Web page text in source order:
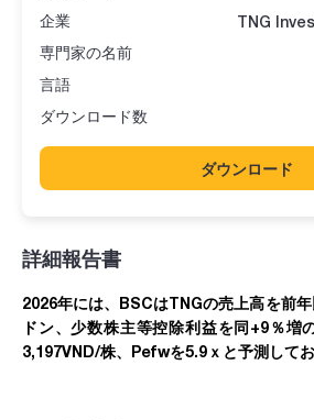
企業 TNG
専門家の名前
言語
ダウンロード数
ダウンロード
詳細報告書
2026年には、 BSCはTNGの売上高を前
ドン、少数株主等控除利益を同+9％増
3,197VND/株、 Pefwを5.9 ｘと予測して